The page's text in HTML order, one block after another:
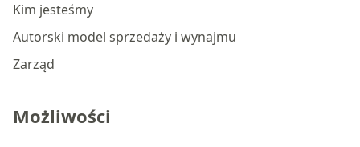
Kim jesteśmy
Autorski model sprzedaży i wynajmu
Zarząd
Możliwości